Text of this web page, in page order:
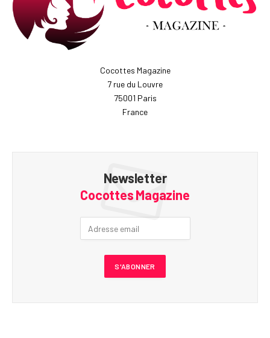
Cocottes Magazine
7 rue du Louvre
75001 Paris
France
Newsletter
Cocottes Magazine